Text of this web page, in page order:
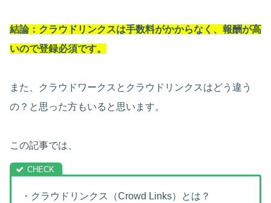
結論：クラウドリンクスは手数料がかからなく、報酬が高
いので登録必須です。
また、クラウドワークスとクラウドリンクスはどう違う
の？と思った方もいると思います。
この記事では、
・クラウドリンクス（Crowd Links）とは？